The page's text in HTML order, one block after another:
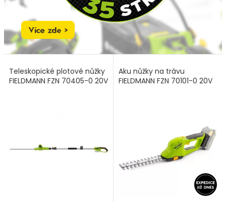
Teleskopické plotové nůžky
FIELDMANN FZN 70405-0 20V
Aku nůžky na trávu
FIELDMANN FZN 70101-0 20V